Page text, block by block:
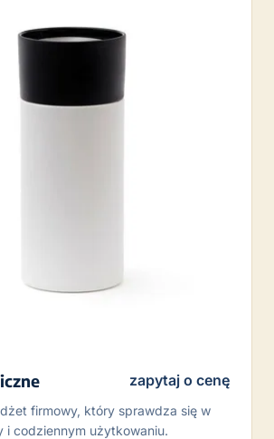
zapytaj o cenę
firmowy, który sprawdza się w
i codziennym użytkowaniu.